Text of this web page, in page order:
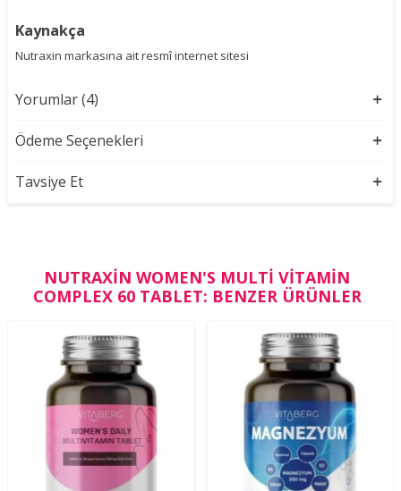
Kaynakça
Nutraxin markasına ait resmî internet sitesi
Yorumlar (4)
Ödeme Seçenekleri
Tavsiye Et
NUTRAXIN WOMEN'S MULTI VITAMIN
COMPLEX 60 TABLET: BENZER ÜRÜNLER